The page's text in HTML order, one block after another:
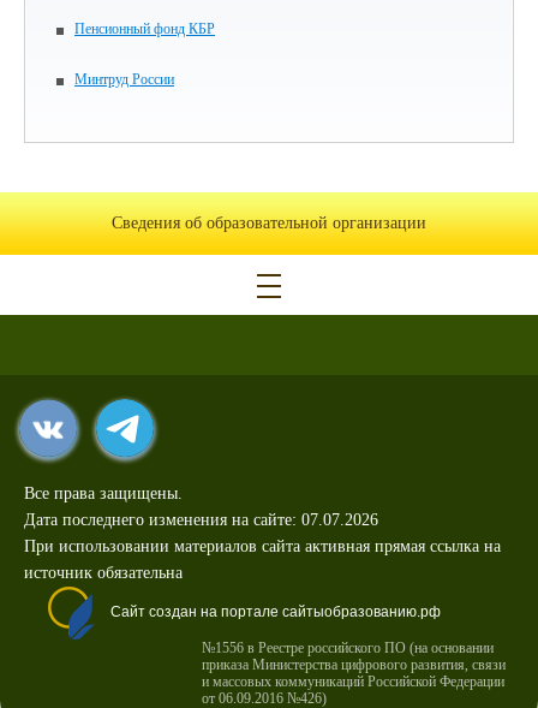
Пенсионный фонд КБР
Минтруд России
Сведения об образовательной организации
Все права защищены.
Дата последнего изменения на сайте: 07.07.2026
При использовании материалов сайта активная прямая ссылка на
источник обязательна
Сайт создан на портале сайтыобразованию.рф
№1556 в Реестре российского ПО (на основании
приказа Министерства цифрового развития, связи
и массовых коммуникаций Российской Федерации
от 06.09.2016 №426)